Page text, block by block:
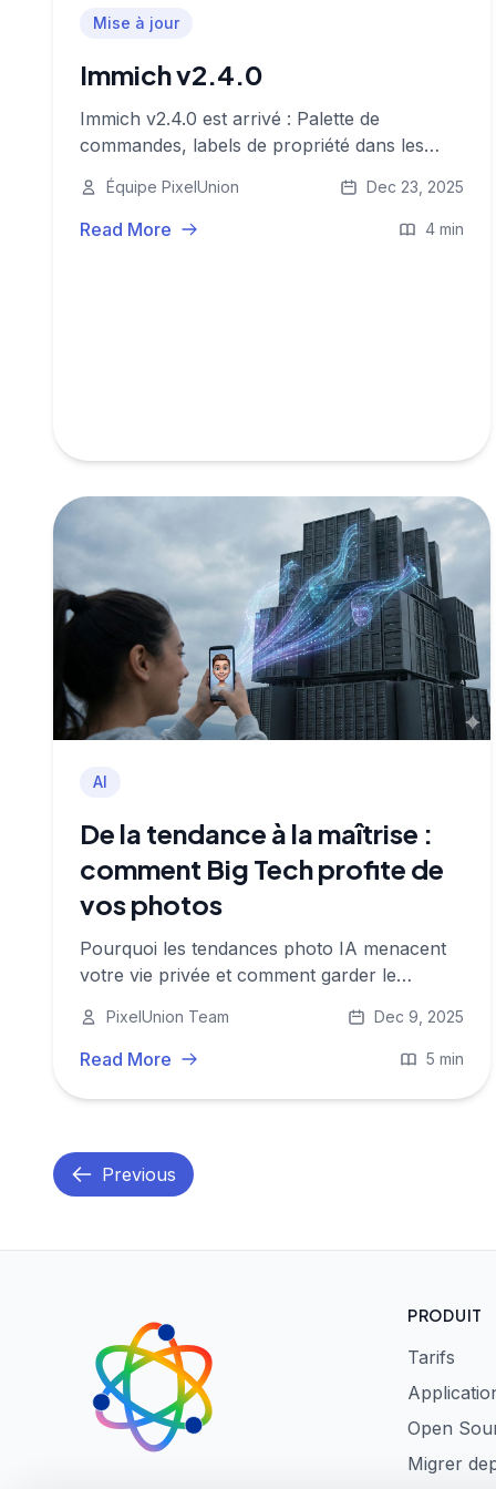
Mise à jour
Immich v2.4.0
Immich v2.4.0 est arrivé : Palette de
commandes, labels de propriété dans les
albums partagés et améliorations UX mobile !
Équipe PixelUnion Dec 23, 2025
Read More 4 min
AI
De la tendance à la maîtrise :
comment Big Tech profite de
vos photos
Pourquoi les tendances photo IA menacent
votre vie privée et comment garder le
des outils open‑source.
PixelUnion Team Dec 9, 2025
Read More 5 min
Previous
PRODUIT
Tarifs
Open
Migrer